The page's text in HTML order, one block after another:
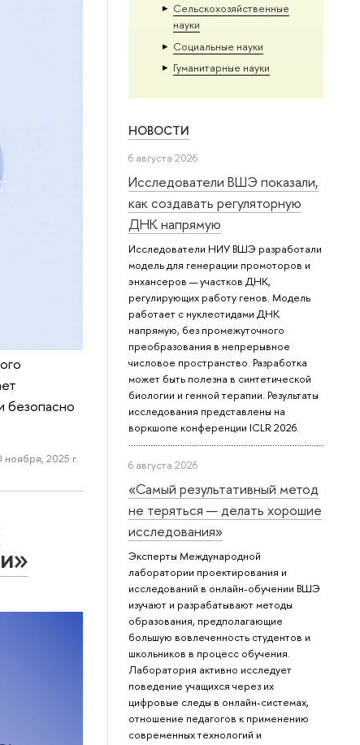
Сельскохозяйственные
науки
Социальные науки
Гуманитарные науки
НОВОСТИ
6 августа 2026
Исследователи ВШЭ показали,
как создавать регуляторную
ДНК напрямую
Исследователи НИУ ВШЭ разработали
модель для генерации промоторов и
энхансеров — участков ДНК,
регулирующих работу генов. Модель
работает с нуклеотидами ДНК
напрямую, без промежуточного
преобразования в непрерывное
числовое пространство. Разработка
может быть полезна в синтетической
биологии и генной терапии. Результаты
исследования представлены на
воркшопе конференции ICLR 2026.
6 августа 2026
«Самый результативный метод
не теряться — делать хорошие
исследования»
Эксперты Международной
лаборатории проектирования и
исследований в онлайн-обучении ВШЭ
изучают и разрабатывают методы
образования, предполагающие
большую вовлеченность студентов и
школьников в процесс обучения.
Лаборатория активно исследует
поведение учащихся через их
цифровые следы в онлайн-системах,
отношение педагогов к применению
современных технологий и
безопасно
ноября, 2025 г.